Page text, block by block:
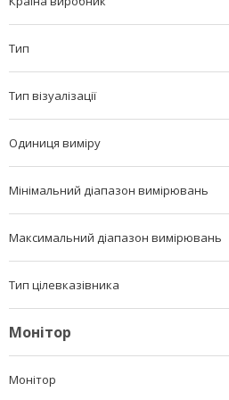
Тип
Тип візуалізації
Одиниця виміру
Мінімальний діапазон вимірювань
Максимальний діапазон вимірювань
Тип цілевказівника
Монітор
Монітор